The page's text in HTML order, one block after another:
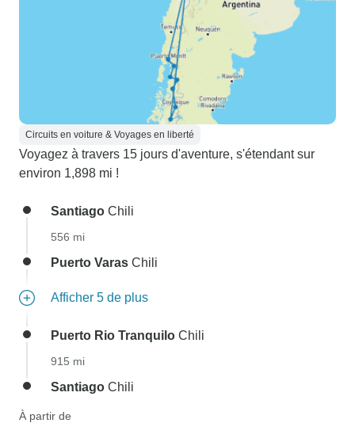
Circuits en voiture & Voyages en liberté
Voyagez à travers 15 jours d'aventure, s'étendant sur
environ 1,898 mi !
Santiago Chili
556 mi
Puerto Varas Chili
Afficher 5 de plus
Puerto Rio Tranquilo Chili
915 mi
Santiago Chili
À partir de